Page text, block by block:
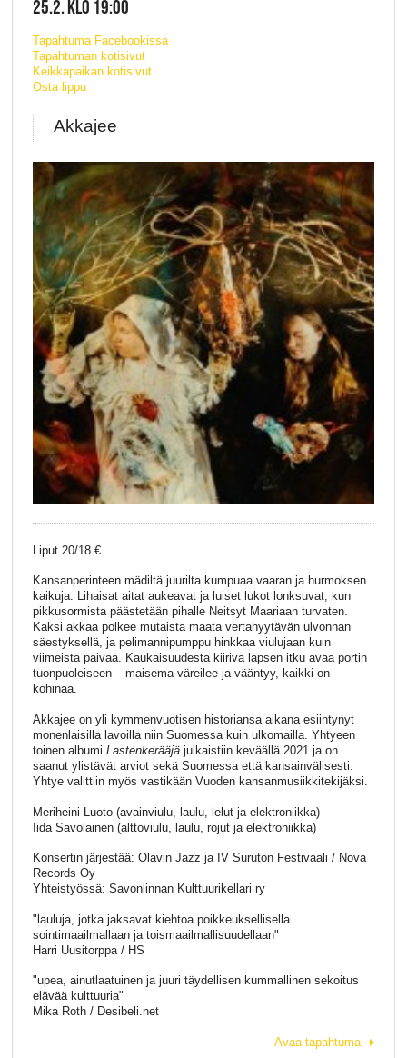
25.2. KLO 19:00
Tapahtuma Facebookissa
Tapahtuman kotisivut
Keikkapaikan kotisivut
Osta lippu
Akkajee
Liput 20/18 €
Kansanperinteen mädiltä juurilta kumpuaa vaaran ja hurmoksen
kaikuja. Lihaisat aitat aukeavat ja luiset lukot lonksuvat, kun
pikkusormista päästetään pihalle Neitsyt Maariaan turvaten.
Kaksi akkaa polkee mutaista maata vertahyytävän ulvonnan
säestyksellä, ja pelimannipumppu hinkkaa viulujaan kuin
viimeistä päivää. Kaukaisuudesta kiirivä lapsen itku avaa portin
tuonpuoleiseen – maisema väreilee ja vääntyy, kaikki on
kohinaa.
Akkajee on yli kymmenvuotisen historiansa aikana esiintynyt
monenlaisilla lavoilla niin Suomessa kuin ulkomailla. Yhtyeen
toinen albumi Lastenkerääjäjulkaistiin keväällä 2021 ja on
saanut ylistävät arviot sekä Suomessa että kansainvälisesti.
Yhtye valittiin myös vastikään Vuoden kansanmusiikkitekijäksi.
Meriheini Luoto (avainviulu, laulu, lelut ja elektroniikka)
Iida Savolainen (alttoviulu, laulu, rojut ja elektroniikka)
Konsertin järjestää: Olavin Jazz ja IV Suruton Festivaali / Nova
Records Oy
Yhteistyössä: Savonlinnan Kulttuurikellari ry
"lauluja, jotka jaksavat kiehtoa poikkeuksellisella
sointimaailmallaan ja toismaailmallisuudellaan"
Harri Uusitorppa / HS
"upea, ainutlaatuinen ja juuri täydellisen kummallinen sekoitus
elävää kulttuuria"
Mika Roth / Desibeli.net
Avaa tapahtuma